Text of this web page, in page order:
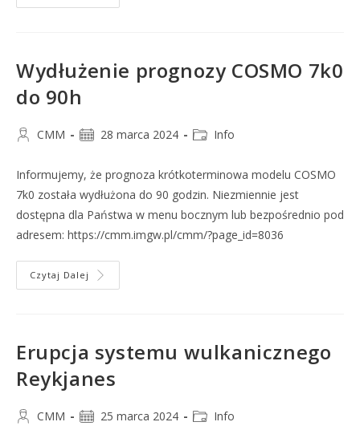
Wydłużenie prognozy COSMO 7k0
do 90h
CMM 28 marca 2024 Info
Informujemy, że prognoza krótkoterminowa modelu COSMO
7k0 została wydłużona do 90 godzin. Niezmiennie jest
dostępna dla Państwa w menu bocznym lub bezpośrednio pod
adresem: https://cmm.imgw.pl/cmm/?page_id=8036
Czytaj Dalej
Erupcja systemu wulkanicznego
Reykjanes
CMM 25 marca 2024 Info